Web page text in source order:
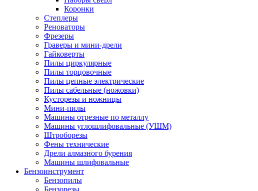
Коронки
Степлеры
Реноваторы
Фрезеры
Граверы и мини-дрели
Гайковерты
Пилы циркулярные
Пилы торцовочные
Пилы цепные электрические
Пилы сабельные (ножовки)
Кусторезы и ножницы
Мини-пилы
Машины отрезные по металлу
Машины углошлифовальные (УШМ)
Штроборезы
Фены технические
Дрели алмазного бурения
Машины шлифовальные
Бензоинструмент
Бензопилы
Бензорезы